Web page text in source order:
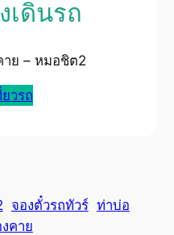
เดินรถ
ย – หมอชิต2
วรถ
จองตั๋วรถทัวร์ ท่าบ่อ
คาย